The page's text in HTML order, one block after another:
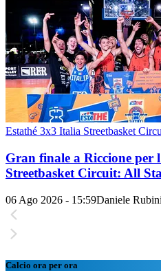
Estathé 3x3 Italia Streetbasket
Gran finale a Riccione per
Streetbasket Circuit: All
06 Ago 2026 - 15:59Daniele Rubini
Calcio ora per ora